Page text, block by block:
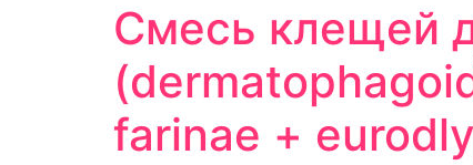
Смесь клещей
farinae +